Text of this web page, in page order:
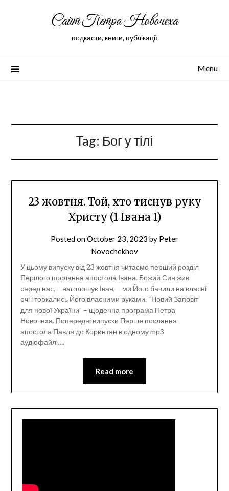
Сайт Петра Новочеха
подкасти, книги, публікації
Menu
Tag: Бог у тілі
23 жовтня. Той, хто тиснув руку
Христу (1 Івана 1)
Posted onOctober 23, 2023 by Peter
Novochekhov
У цьому випуску від 23 жовтня читаємо перший розділ
Першого послання апостола Івана. Божий Син жив
серед нас, – наголошує Іван, – ми Його бачили на власні
очі і торкались Його власними руками. “Новий Заповіт
для нової України” – щоденна програма Петра
Новочеха. Попередні випуски Перше послання
апостола Павла до Коринтян в одному mp3
аудіофайлі….
Read more